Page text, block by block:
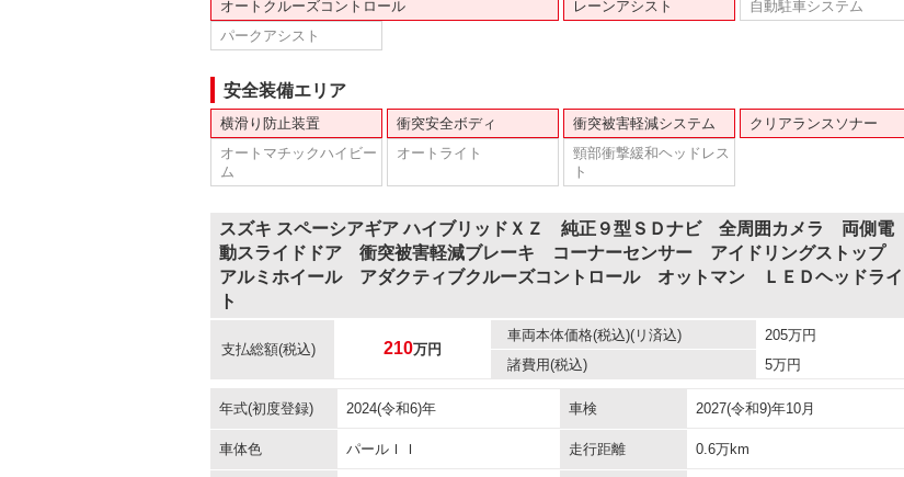
オートクルーズコントロール レーンアシスト
自動駐車システム
パークアシスト
安全装備エリア
横滑り防止装置 衝突安全ボディ 衝突被害軽減システム
クリアランスソナー
オートマチックハイビー
ム
オートライト
頸部衝撃緩和ヘッドレス
ト
スズキ スペーシアギア ハイブリッドＸＺ 純正９型ＳＤナビ 全周囲カメラ 両側電
動スライドドア 衝突被害軽減ブレーキ コーナーセンサー アイドリングストップ
アルミホイール アダクティブクルーズコントロール オットマン ＬＥＤヘッドライ
ト
支払総額(税込) 210万円
車両本体価格(税込)(リ済込) 205万円
諸費用(税込) 5万円
年式(初度登録) 2024(令和6)年 車検 2027(令和9)年10月
車体色 パールＩＩ 走行距離 0.6万km